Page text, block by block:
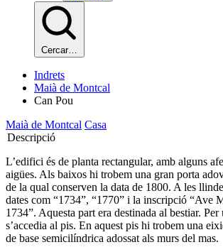
Cercar…
Indrets
Maià de Montcal
Can Pou
Maià de Montcal Casa
Descripció
L’edifici és de planta rectangular, amb alguns
aigües. Als baixos hi trobem una gran porta
de la qual conserven la data de 1800. A les
dates com “1734”, “1770” i la inscripció “Ave
1734”. Aquesta part era destinada al bestiar.
s’accedia al pis. En aquest pis hi trobem una
de base semicilíndrica adossat als murs del mas.